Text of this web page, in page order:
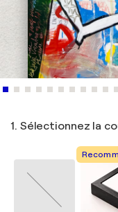
1. Sélectionnez la